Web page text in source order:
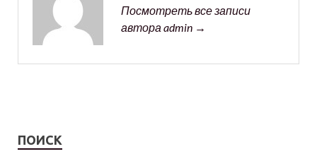
Посмотреть все записи
автора admin →
ПОИСК